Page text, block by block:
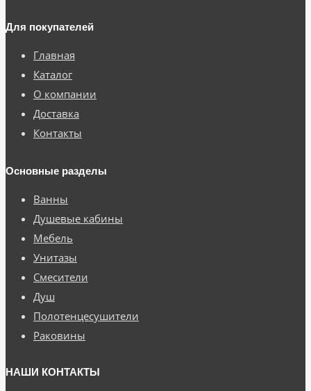
Для покупателей
Главная
Каталог
О компании
Доставка
Контакты
Основные разделы
Ванны
Душевые кабины
Мебель
Унитазы
Смесители
Душ
Полотенцесушители
Раковины
НАШИ КОНТАКТЫ